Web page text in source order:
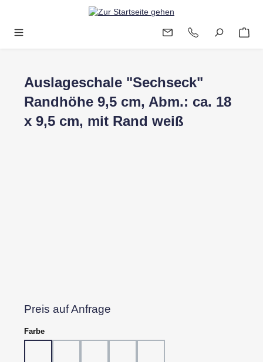
Zum Hauptinhalt springen
Auslageschale "Sechseck"
Randhöhe 9,5 cm, Abm.: ca. 18
x 9,5 cm, mit Rand weiß
Preis auf Anfrage
Farbeauswählen